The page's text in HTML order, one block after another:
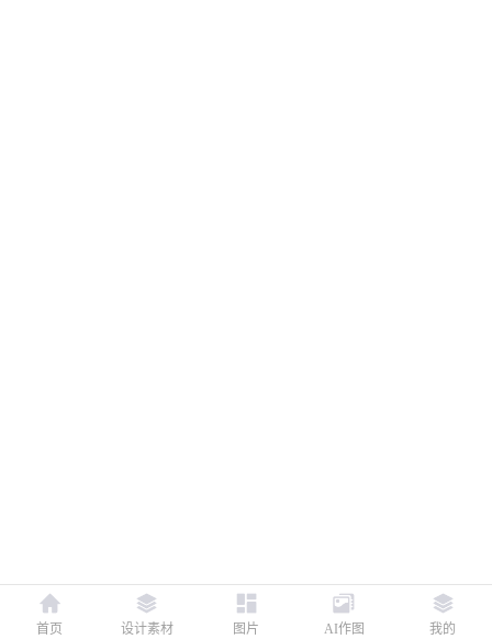
首页 设计素材 图片 AI作图 我的